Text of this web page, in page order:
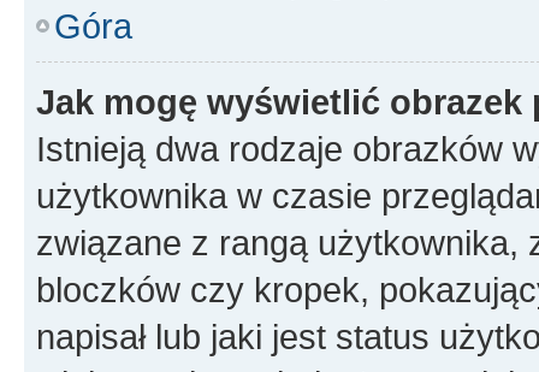
Góra
Jak mogę wyświetlić
Istnieją dwa rodzaje obrazków
użytkownika w czasie
związane z rangą użytkownika,
bloczków czy kropek,
napisał lub jaki jest status